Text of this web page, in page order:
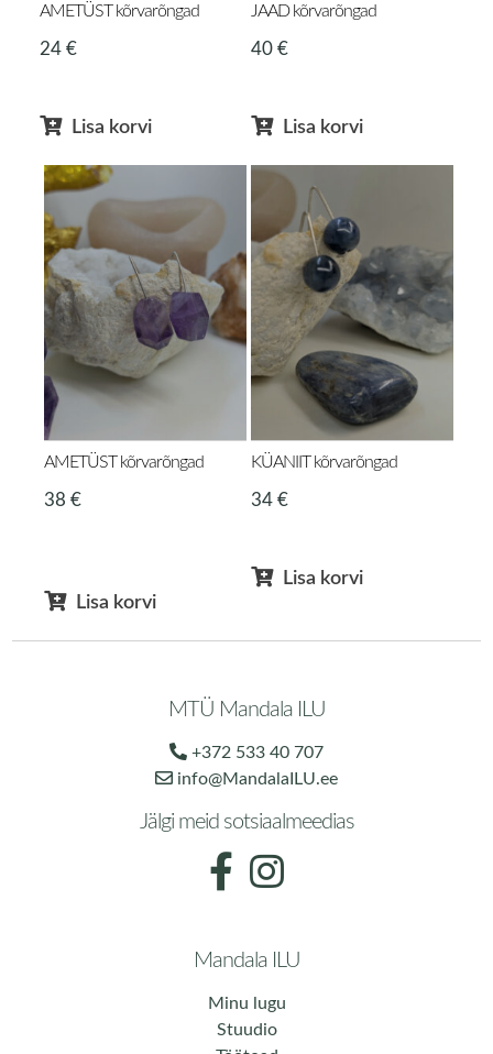
AMETÜST kõrvarõngad
24€
Lisa korvi
JAAD kõrvarõngad
40 €
Lisa korvi
AMETÜST kõrvarõngad
38€
Lisa korvi
KÜANIIT kõrvarõngad
34 €
Lisa korvi
MTÜ Mandala ILU
+372 533 40 707
info@MandalaILU.ee
Jälgi meid sotsiaalmeedias
Mandala ILU
Minu lugu
Stuudio